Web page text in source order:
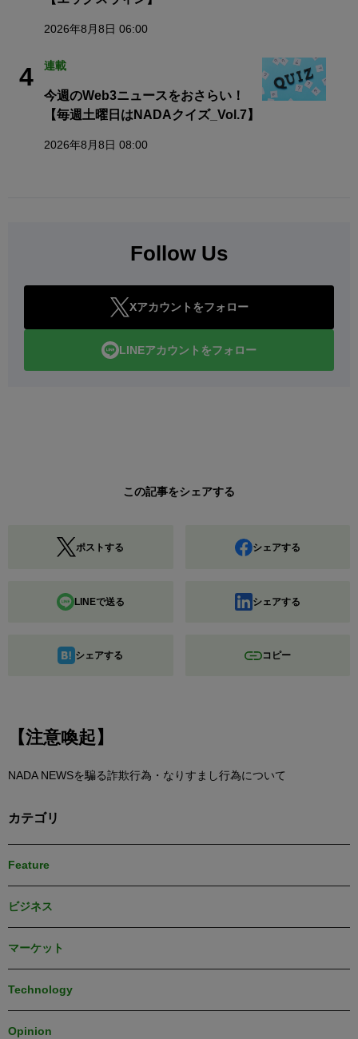
2026年8月8日 06:00
4 連載
今週のWeb3ニュースをおさらい！
【毎週土曜日はNADAクイズ_Vol.7】
2026年8月8日 08:00
Follow Us
Xアカウントをフォロー
LINEアカウントをフォロー
この記事をシェアする
ポストする シェアする
LINEで送る シェアする
シェアする コピー
【注意喚起】
NADA NEWSを騙る詐欺行為・なりすまし行為について
カテゴリ
Feature
ビジネス
マーケット
Technology
Opinion